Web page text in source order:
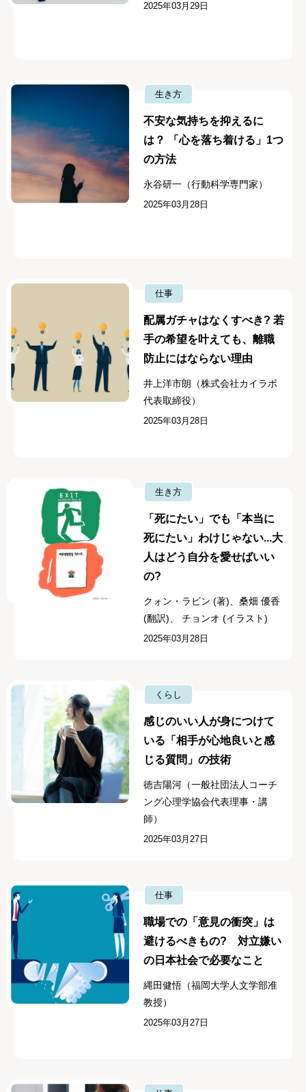
2025年03月29日
生き方
不安な気持ちを抑えるに
は？ 「心を落ち着ける」1つ
の方法
永谷研一（行動科学専門家）
2025年03月28日
仕事
配属ガチャはなくすべき? 若
手の希望を叶えても、離職
防止にはならない理由
井上洋市朗（株式会社カイラボ
代表取締役）
2025年03月28日
生き方
「死にたい」でも「本当に
死にたい」わけじゃない...大
人はどう自分を愛せばいい
の?
クォン・ラビン (著)、桑畑 優香
(翻訳)、 チョンオ (イラスト)
2025年03月28日
くらし
感じのいい人が身につけて
いる「相手が心地良いと感
じる質問」の技術
徳吉陽河（一般社団法人コーチ
ング心理学協会代表理事・講
師）
2025年03月27日
仕事
職場での「意見の衝突」は
避けるべきもの? 対立嫌い
の日本社会で必要なこと
縄田健悟（福岡大学人文学部准
教授）
2025年03月27日